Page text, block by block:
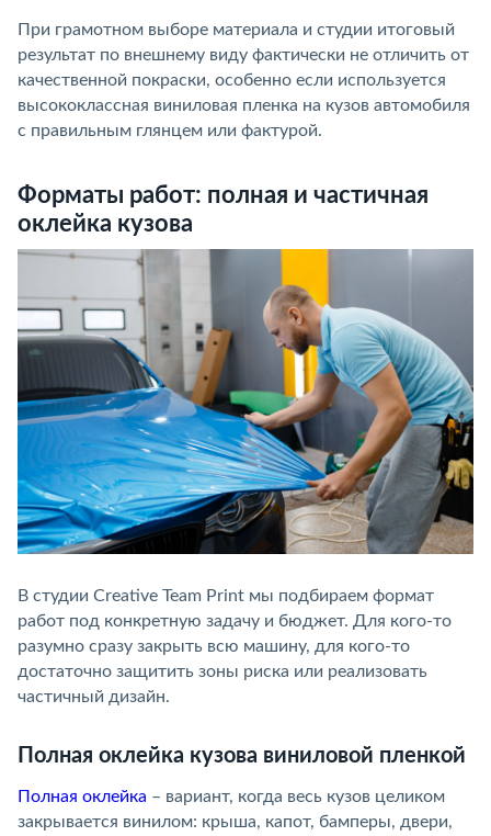
При грамотном выборе материала и студии итоговый
результат по внешнему виду фактически не отличить от
качественной покраски, особенно если используется
высококлассная виниловая пленка на кузов автомобиля
с правильным глянцем или фактурой.
Форматы работ: полная и частичная
оклейка кузова
В студии Creative Team Print мы подбираем формат
работ под конкретную задачу и бюджет. Для кого-то
разумно сразу закрыть всю машину, для кого-то
достаточно защитить зоны риска или реализовать
частичный дизайн.
Полная оклейка кузова виниловой пленкой
Полная оклейка – вариант, когда весь кузов целиком
закрывается винилом: крыша, капот, бамперы, двери,